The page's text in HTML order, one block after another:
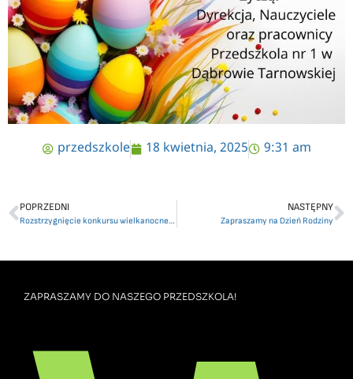
przedszkole 18 kwietnia, 2025 9:31 am
POPRZEDNI
Rozstrzygnięcie konkursu wielkanocnego
NASTĘPNY
Zapraszamy na Dzień Rodziny
ZAPRASZAMY DO NASZEGO PRZEDSZKOLA!